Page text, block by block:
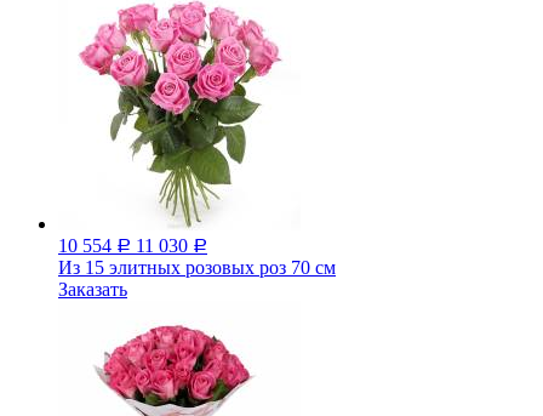
10 554 Р 11 030 Р
Из 15 элитных розовых роз 70 см
Заказать